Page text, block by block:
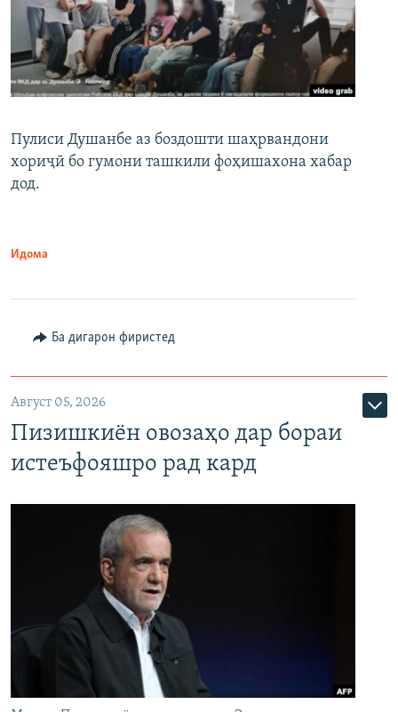
Пулиси Душанбе аз боздошти шаҳрвандони
хориҷӣ бо гумони ташкили фоҳишахона хабар
дод.
Идома
Ба дигарон фиристед
Август 05, 2026
Пизишкиён овозаҳо дар бораи
истеъфояшро рад кард